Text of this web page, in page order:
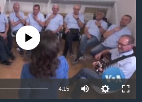
အလက်များ
source currently available
4:15